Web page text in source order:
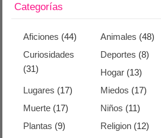
Categorías
Aficiones (44) Animales (48)
Curiosidades
(31)
Deportes (8)
Hogar (13)
Lugares (17) Miedos (17)
Muerte (17) Niños (11)
Plantas (9) Religion (12)